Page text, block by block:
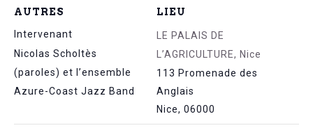
LIEU
LE PALAIS DE
L’AGRICULTURE, Nice
113 Promenade des
Anglais
Nice, 06000
AUTRES
Intervenant
Nicolas Scholtès
(paroles) et l’ensemble
Azure-Coast Jazz Band